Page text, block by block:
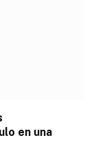
en una